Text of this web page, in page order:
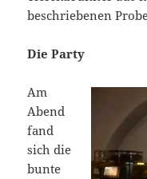
beschriebenen
Die Party
Am
Abend
fand
sich die
bunte